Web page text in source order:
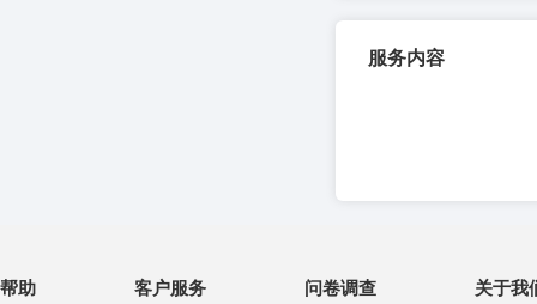
服务内容
帮助 客户服务 问卷调查 关于我